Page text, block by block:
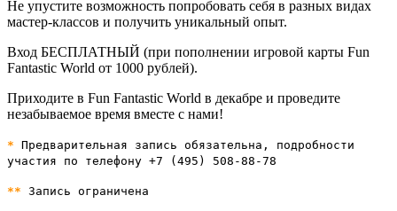
Не упустите возможность попробовать себя в разных видах
мастер-классов и получить уникальный опыт.
Вход БЕСПЛАТНЫЙ (при пополнении игровой карты Fun
Fantastic World от 1000 рублей).
Приходите в Fun Fantastic World в декабре и проведите
незабываемое время вместе с нами!
* Предварительная запись обязательна, подробности
участия по телефону +7 (495) 508-88-78
** Запись ограничена